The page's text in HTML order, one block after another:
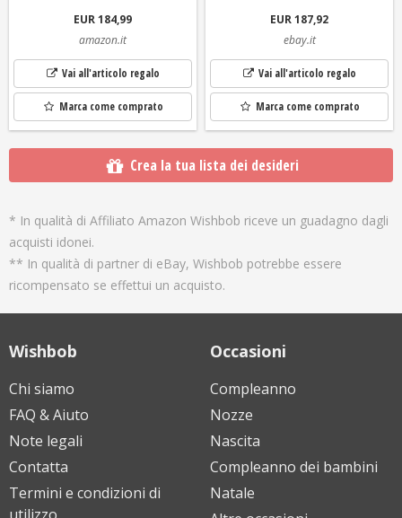
EUR 184,99
amazon.it
Vai all'articolo regalo
Marca come comprato
EUR 187,92
ebay.it
Vai all'articolo regalo
Marca come comprato
Crea la tua lista dei desideri
* In qualità di Affiliato Amazon Wishbob riceve un guadagno dagli
acquisti idonei.
** In qualità di partner di eBay, Wishbob potrebbe essere
ricompensato se effettui un acquisto.
Wishbob
Chi siamo
FAQ & Aiuto
Note legali
Contatta
Termini e condizioni di
Occasioni
Compleanno
Nozze
Nascita
Compleanno dei bambini
Natale